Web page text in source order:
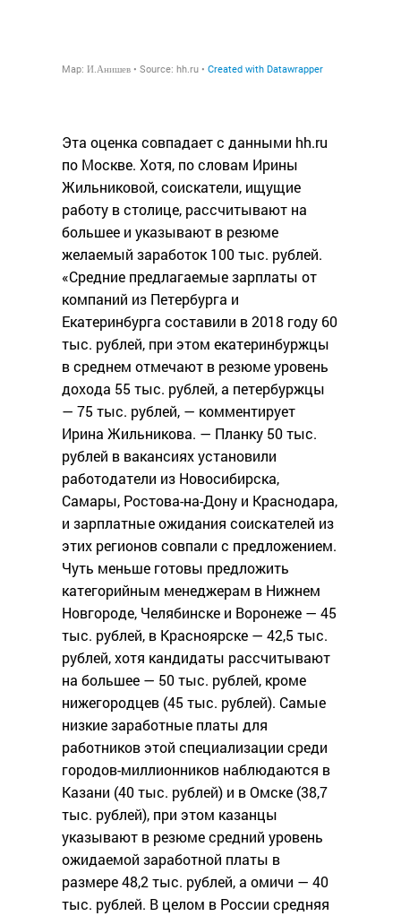
Эта оценка совпадает с данными hh.ru
по Москве. Хотя, по словам Ирины
Жильниковой, соискатели, ищущие
работу в столице, рассчитывают на
большее и указывают в резюме
желаемый заработок 100 тыс. рублей.
«Средние предлагаемые зарплаты от
компаний из Петербурга и
Екатеринбурга составили в 2018 году 60
тыс. рублей, при этом екатеринбуржцы
в среднем отмечают в резюме уровень
дохода 55 тыс. рублей, а петербуржцы
— 75 тыс. рублей, — комментирует
Ирина Жильникова. — Планку 50 тыс.
рублей в вакансиях установили
работодатели из Новосибирска,
Самары, Ростова-на-Дону и Краснодара,
и зарплатные ожидания соискателей из
этих регионов совпали с предложением.
Чуть меньше готовы предложить
категорийным менеджерам в Нижнем
Новгороде, Челябинске и Воронеже — 45
тыс. рублей, в Красноярске — 42,5 тыс.
рублей, хотя кандидаты рассчитывают
на большее — 50 тыс. рублей, кроме
нижегородцев (45 тыс. рублей). Самые
низкие заработные платы для
работников этой специализации среди
городов-миллионников наблюдаются в
Казани (40 тыс. рублей) и в Омске (38,7
тыс. рублей), при этом казанцы
указывают в резюме средний уровень
ожидаемой заработной платы в
размере 48,2 тыс. рублей, а омичи — 40
тыс. рублей. В целом в России средняя